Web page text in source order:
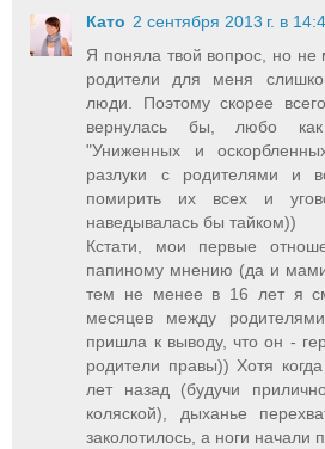
Като 2 сентября 2013 г. в
Я поняла твой вопрос, но не
родители для меня
люди. Поэтому скорее
вернулась бы, любо
"Униженных и
разлуки с родителями и
помирить их всех и
наведывалась бы тайком))
Кстати, мои первые
папиному мнению (да и
тем не менее в 16 лет я
месяцев между
пришла к выводу, что он -
родители правы)) Хотя
лет назад (будучи
коляской), дыханье
заколотилось, а ноги начали